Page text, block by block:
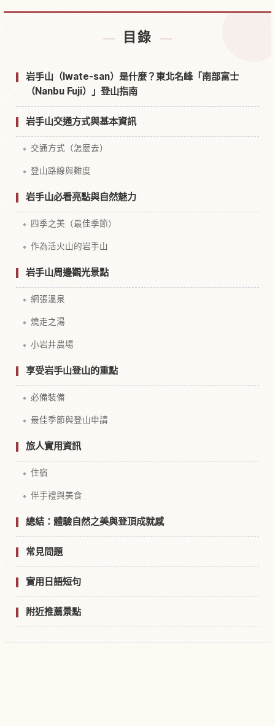
目錄
岩手山（Iwate-san）是什麼？東北名峰「南部富士
（Nanbu Fuji）」登山指南
岩手山交通方式與基本資訊
交通方式（怎麼去）
登山路線與難度
岩手山必看亮點與自然魅力
四季之美（最佳季節）
作為活火山的岩手山
岩手山周邊觀光景點
網張溫泉
燒走之湯
小岩井農場
享受岩手山登山的重點
必備裝備
最佳季節與登山申請
旅人實用資訊
住宿
伴手禮與美食
總結：體驗自然之美與登頂成就感
常見問題
實用日語短句
附近推薦景點